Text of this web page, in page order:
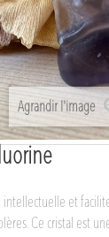
Agrandir l'image
intellectuelle et
Ce cristal est